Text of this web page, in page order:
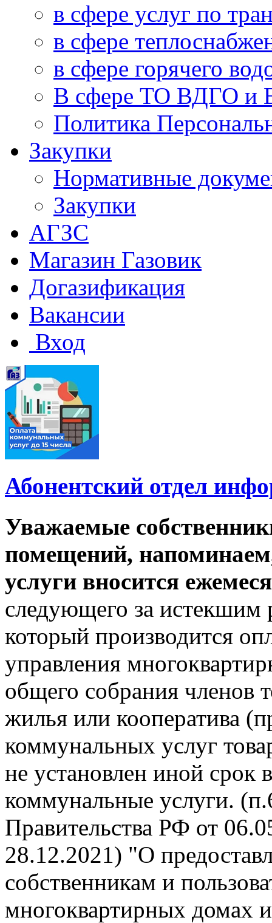
в сфере услуг по
в сфере
в сфере горячего
В сфере ТО ВДГО и
Политика
Закупки
Нормативные
Закупки
АГЗС
Магазин Газовик
Догазификация
Вакансии
Вход
Абонентский отдел
Уважаемые
помещений,
услуги вносится
следующего за истекшим
который производится
управления
общего собрания членов
жилья или кооператива
коммунальных услуг
не установлен иной срок
коммунальные услуги.
Правительства РФ от
28.12.2021) "О
собственникам и
многоквартирных